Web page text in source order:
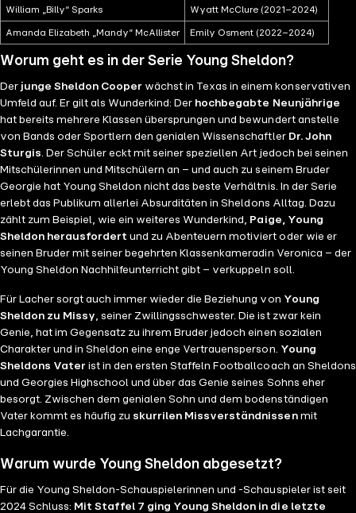
William „Billy“ Sparks Wyatt McClure (2021–2024)
Amanda Elizabeth „Mandy“ McAllister Emily Osment (2022–2024)
Worum geht es in der Serie Young Sheldon?
Der junge Sheldon Cooper wächst in Texas in einem konservativen
Umfeld auf. Er gilt als Wunderkind: Der hochbegabte Neunjährige
hat bereits mehrere Klassen übersprungen und bewundert anstelle
von Bands oder Sportlern den genialen Wissenschaftler Dr. John
Sturgis. Der Schüler eckt mit seiner speziellen Art jedoch bei seinen
Mitschülerinnen und Mitschülern an – und auch zu seinem Bruder
Georgie hat Young Sheldon nicht das beste Verhältnis. In der Serie
erlebt das Publikum allerlei Absurditäten in Sheldons Alltag. Dazu
zählt zum Beispiel, wie ein weiteres Wunderkind, Paige, Young
Sheldon herausfordert und zu Abenteuern motiviert oder wie er
seinen Bruder mit seiner begehrten Klassenkameradin Veronica – der
Young Sheldon Nachhilfeunterricht gibt – verkuppeln soll.
Für Lacher sorgt auch immer wieder die Beziehung von Young
Sheldon zu Missy, seiner Zwillingsschwester. Die ist zwar kein
Genie, hat im Gegensatz zu ihrem Bruder jedoch einen sozialen
Charakter und in Sheldon eine enge Vertrauensperson. Young
Sheldons Vater ist in den ersten Staffeln Footballcoach an Sheldons
und Georgies Highschool und über das Genie seines Sohns eher
besorgt. Zwischen dem genialen Sohn und dem bodenständigen
Vater kommt es häufig zu skurrilen Missverständnissenmit
Lachgarantie.
Warum wurde Young Sheldon abgesetzt?
Für die Young Sheldon-Schauspielerinnen und -Schauspieler ist seit
2024 Schluss: Mit Staffel 7 ging Young Sheldon in die letzte